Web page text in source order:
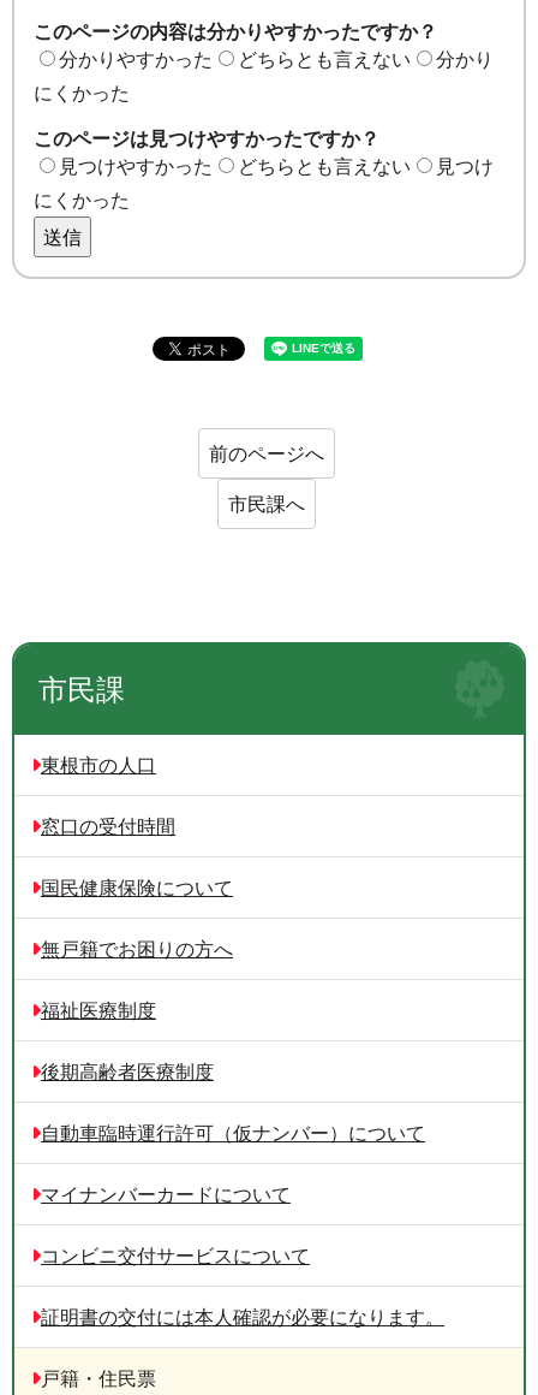
このページの内容は分かりやすかったですか？
分かりやすかった
どちらとも言えない
分かり
にくかった
このページは見つけやすかったですか？
見つけやすかった
どちらとも言えない
見つけ
にくかった
送信
前のページへ
市民課へ
市民課
東根市の人口
窓口の受付時間
国民健康保険について
無戸籍でお困りの方へ
福祉医療制度
後期高齢者医療制度
自動車臨時運行許可（仮ナンバー）について
マイナンバーカードについて
コンビニ交付サービスについて
証明書の交付には本人確認が必要になります。
戸籍・住民票